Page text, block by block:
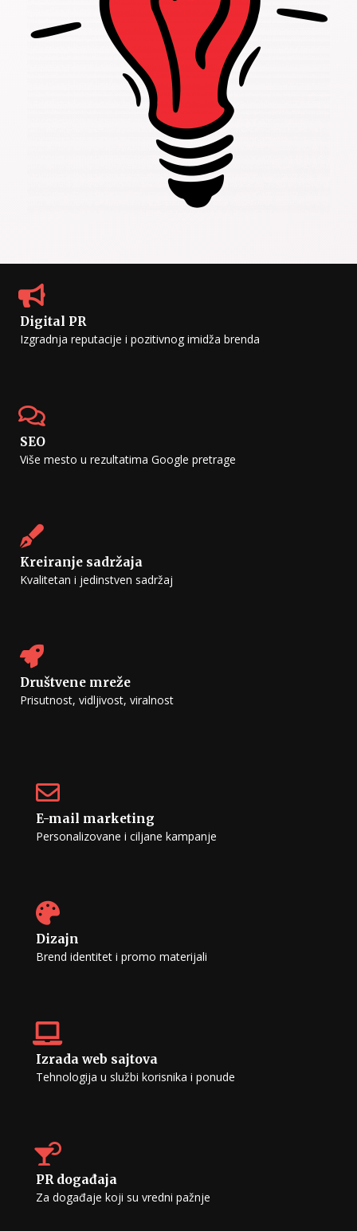
Digital PR
Izgradnja reputacije i pozitivnog imidža brenda
SEO
Više mesto u rezultatima Google pretrage
Kreiranje sadržaja
Kvalitetan i jedinstven sadržaj
Društvene mreže
Prisutnost, vidljivost, viralnost
E-mail marketing
Personalizovane i ciljane kampanje
Dizajn
Brend identitet i promo materijali
Izrada web sajtova
Tehnologija u službi korisnika i ponude
PR događaja
Za događaje koji su vredni pažnje